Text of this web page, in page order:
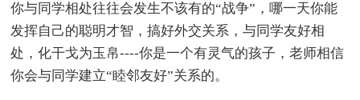
你与同学相处往往会发生不该有的“战争”，哪一天你能
发挥自己的聪明才智，搞好外交关系，与同学友好相
处，化干戈为玉帛----你是一个有灵气的孩子，老师相信
你会与同学建立“睦邻友好”关系的。